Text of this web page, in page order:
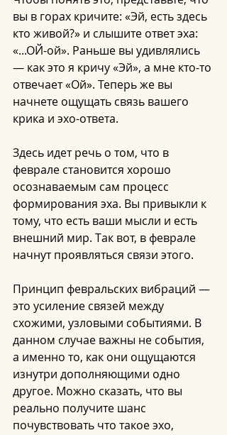
вы в горах кричите: «Эй, есть здесь
кто живой?» и слышите ответ эха:
«...ОЙ-ой». Раньше вы удивлялись
— как это я кричу «Эй», а мне кто-то
отвечает «Ой». Теперь же вы
начнете ощущать связь вашего
крика и эхо-ответа.
Здесь идет речь о том, что в
феврале становится хорошо
осознаваемым сам процесс
формирования эха. Вы привыкли к
тому, что есть ваши мысли и есть
внешний мир. Так вот, в феврале
начнут проявляться связи этого.
Принцип февральских вибраций —
это усиление связей между
схожими, узловыми событиями. В
данном случае важны не события,
а именно то, как они ощущаются
изнутри дополняющими одно
другое. Можно сказать, что вы
реально получите шанс
почувствовать что такое эхо,